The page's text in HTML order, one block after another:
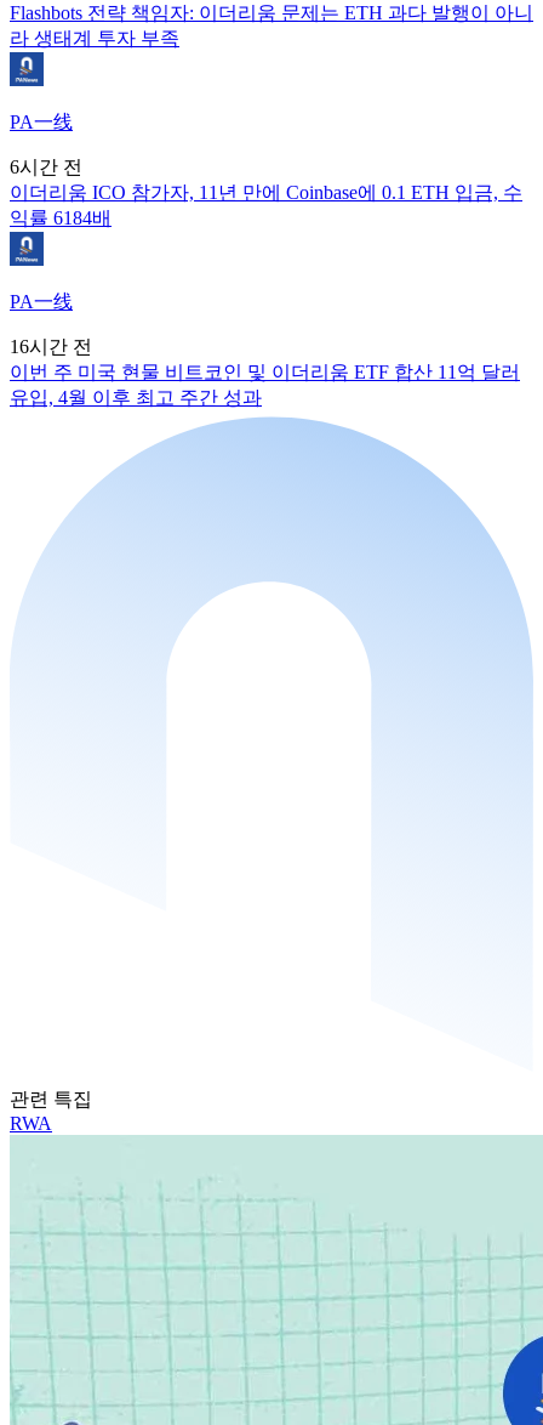
Flashbots 전략 책임자: 이더리움 문제는 ETH 과다 발행이 아니
라 생태계 투자 부족
PA一线
6시간 전
이더리움 ICO 참가자, 11년 만에 Coinbase에 0.1 ETH 입금, 수
익률 6184배
PA一线
16시간 전
이번 주 미국 현물 비트코인 및 이더리움 ETF 합산 11억 달러
유입, 4월 이후 최고 주간 성과
관련 특집
RWA